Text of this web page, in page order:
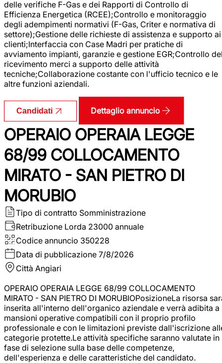
delle verifiche F-Gas e dei Rapporti di Controllo di
Efficienza Energetica (RCEE);Controllo e monitoraggio
degli adempimenti normativi (F-Gas, Criter e normativa di
settore);Gestione delle richieste di assistenza e supporto ai
clienti;Interfaccia con Case Madri per pratiche di
avviamento impianti, garanzie e gestione EGR;Controllo
ricevimento merci a supporto delle attività
tecniche;Collaborazione costante con l'ufficio tecnico e le
altre funzioni aziendali.
Candidati Dettaglio annuncio
OPERAIO OPERAIA LEGGE
68/99 COLLOCAMENTO
MIRATO - SAN PIETRO DI
MORUBIO
Tipo di contratto Somministrazione
Retribuzione Lorda 23000 annuale
Codice annuncio 350228
Data di pubblicazione 7/8/2026
Città Angiari
OPERAIO OPERAIA LEGGE 68/99 COLLOCAMENTO
MIRATO - SAN PIETRO DI MORUBIOPosizioneLa risorsa
inserita all'interno dell'organico aziendale e verrà adibita a
mansioni operative compatibili con il proprio profilo
professionale e con le limitazioni previste dall'iscrizione
categorie protette.Le attività specifiche saranno valutate in
fase di selezione sulla base delle competenze,
dell'esperienza e delle caratteristiche del candidato.